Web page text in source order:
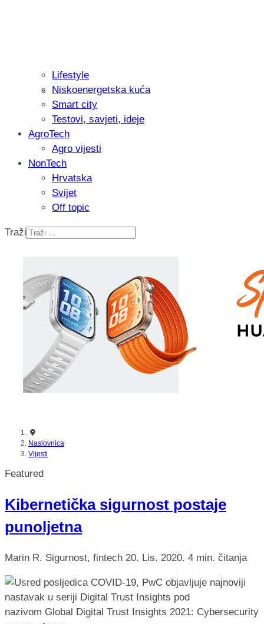
Recenzija: Philips All-in-One Trimmer
muškarcu
Lifestyle
Niskoenergetska kuća
Smart city
Testovi, savjeti, ideje
AgroTech
Agro vijesti
NonTech
Hrvatska
Svijet
Off topic
Traži
Naslovnica
Vijesti
Featured
Kibernetička sigurnost postaje
punoljetna
Marin R. Sigurnost, fintech 20. Lis. 2020. 4 min. čitanja